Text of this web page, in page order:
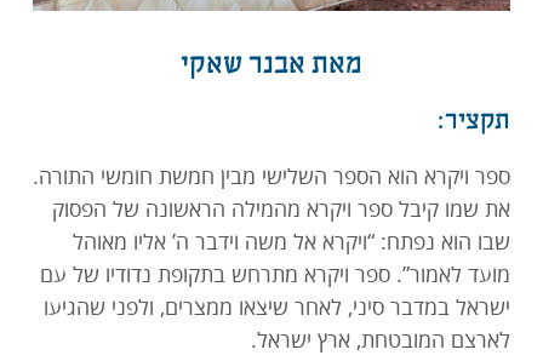
תרמו עכשיו
מאת אבנר שאקי
תקציר:
ספר ויקרא הוא הספר השלישי מבין חמשת חומשי התורה.
את שמו קיבל ספר ויקרא מהמילה הראשונה של הפסוק
שבו הוא נפתח: “ויקרא אל משה וידבר ה’ אליו מאוהל
מועד לאמור”. ספר ויקרא מתרחש בתקופת נדודיו של עם
ישראל במדבר סיני, לאחר שיצאו ממצרים, ולפני שהגיעו
לארצם המובטחת, ארץ ישראל.